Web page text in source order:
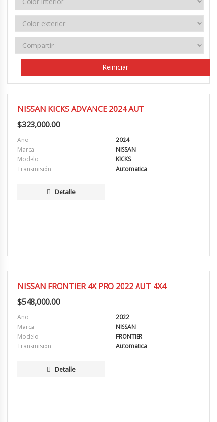
Reiniciar
MUY BUENA
NISSAN KICKS ADVANCE 2024 AUT
$323,000.00
Año
2024
Marca
NISSAN
Modelo
KICKS
Transmisión
Automatica
Detalle
EXCELENTE
NISSAN FRONTIER 4X PRO 2022 AUT 4X4
$548,000.00
Año
2022
Marca
NISSAN
Modelo
FRONTIER
Transmisión
Automatica
Detalle